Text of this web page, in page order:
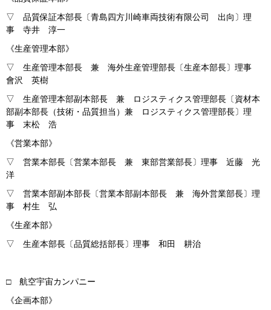
▽ 品質保証本部長〔青島四方川崎車両技術有限公司 出向〕理
事 寺井 淳一
《生産管理本部》
▽ 生産管理本部長 兼 海外生産管理部長〔生産本部長〕理事
會沢 英樹
▽ 生産管理本部副本部長 兼 ロジスティクス管理部長〔資材本
部副本部長（技術・品質担当）兼 ロジスティクス管理部長〕理
事 末松 浩
《営業本部》
▽ 営業本部長〔営業本部長 兼 東部営業部長〕理事 近藤 光
洋
▽ 営業本部副本部長〔営業本部副本部長 兼 海外営業部長〕理
事 村生 弘
《生産本部》
▽ 生産本部長〔品質総括部長〕理事 和田 耕治
□ 航空宇宙カンパニー
《企画本部》